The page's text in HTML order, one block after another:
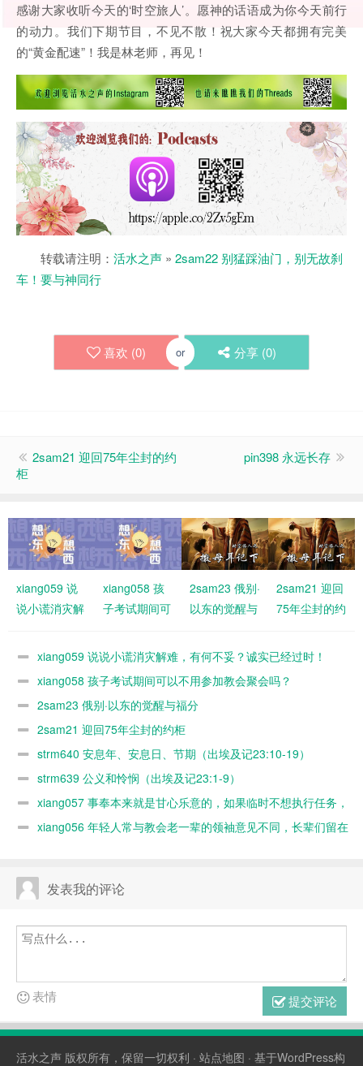
感谢大家收听今天的‘时空旅人’。愿神的话语成为你今天前行
的动力。我们下期节目，不见不散！祝大家今天都拥有完美
的“黄金配速”！我是林老师，再见！
转载请注明： 活水之声 » 2sam22 别猛踩油门，别无故刹
车！要与神同行
喜欢 (0) or 分享 (0)
2sam21 迎回75年尘封的约
柜
pin398 永远长存
xiang059 说
说小谎消灾解
xiang058 孩
子考试期间可
会聚会吗？
2sam23 俄别·
以东的觉醒与
2sam21 迎回
75年尘封的约
xiang059 说说小谎消灾解难，有何不妥？诚实已经过时！
xiang058 孩子考试期间可以不用参加教会聚会吗？
2sam23 俄别·以东的觉醒与福分
2sam21 迎回75年尘封的约柜
strm640 安息年、安息日、节期（出埃及记23:10-19）
strm639 公义和怜悯（出埃及记23:1-9）
xiang057 事奉本来就是甘心乐意的，如果临时不想执行任务，
随时可以缺席，何必太认真？又不是上班！
xiang056 年轻人常与教会老一辈的领袖意见不同，长辈们留在
发表我的评论
提交评论
表情
活水之声 版权所有，保留一切权利 · 站点地图 · 基于WordPress构